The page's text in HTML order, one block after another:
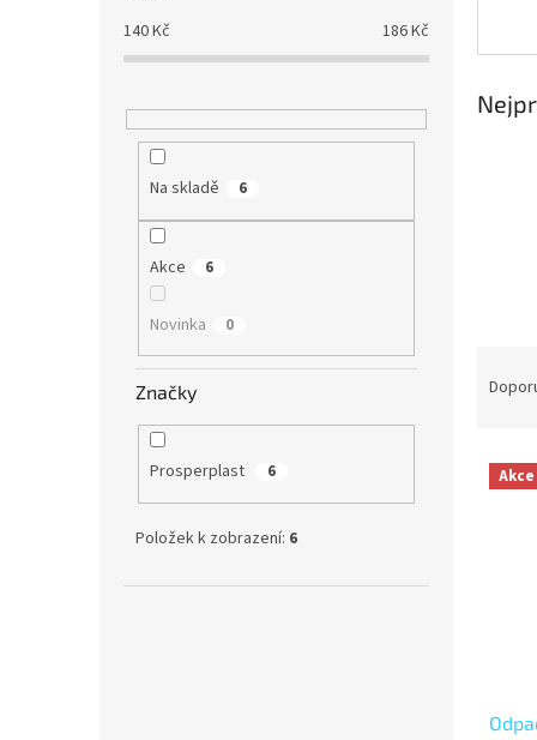
140Kč 186Kč
Na skladě 6
Akce 6
Novinka 0
Značky
Prosperplast 6
Položek k zobrazení: 6
nV Akce